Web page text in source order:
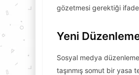
gözetmesi gerektiği
Yeni
Sosyal medya
taşınmış somut bir